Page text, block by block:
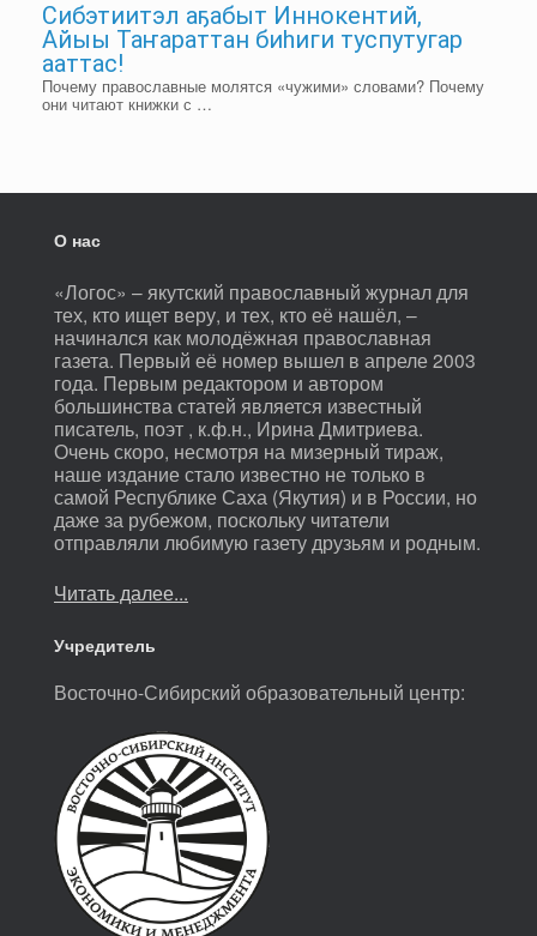
Сибэтиитэл аҕабыт Иннокентий,
Айыы Таҥараттан биһиги туспутугар
ааттас!
Почему православные молятся «чужими» словами? Почему
они читают книжки с …
О нас
«Логос» – якутский православный журнал для
тех, кто ищет веру, и тех, кто её нашёл, –
начинался как молодёжная православная
газета. Первый её номер вышел в апреле 2003
года. Первым редактором и автором
большинства статей является известный
писатель, поэт , к.ф.н., Ирина Дмитриева.
Очень скоро, несмотря на мизерный тираж,
наше издание стало известно не только в
самой Республике Саха (Якутия) и в России, но
даже за рубежом, поскольку читатели
отправляли любимую газету друзьям и родным.
Читать далее...
Учредитель
Восточно-Сибирский образовательный центр: